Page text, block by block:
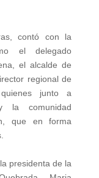
contó con la
el delegado
el alcalde de
regional de
junto a
la comunidad
que en forma
presidenta de la